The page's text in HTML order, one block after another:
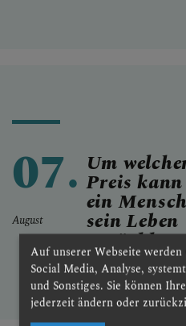
07.
August
Um
Preis kann
ein Mensch
sein Leben
Mt 16, 24-28
Auf unserer Webseite
Social Media, Analyse,
und Sonstiges. Sie können
jederzeit ändern oder